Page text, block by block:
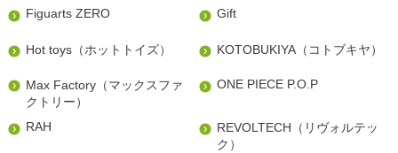
Figuarts ZERO Gift
Hot toys（ホットトイズ） KOTOBUKIYA（コトブキヤ）
Max Factory（マックスファ
クトリー）
ONE PIECE P.O.P
RAH
REVOLTECH（リヴォルテッ
ク）